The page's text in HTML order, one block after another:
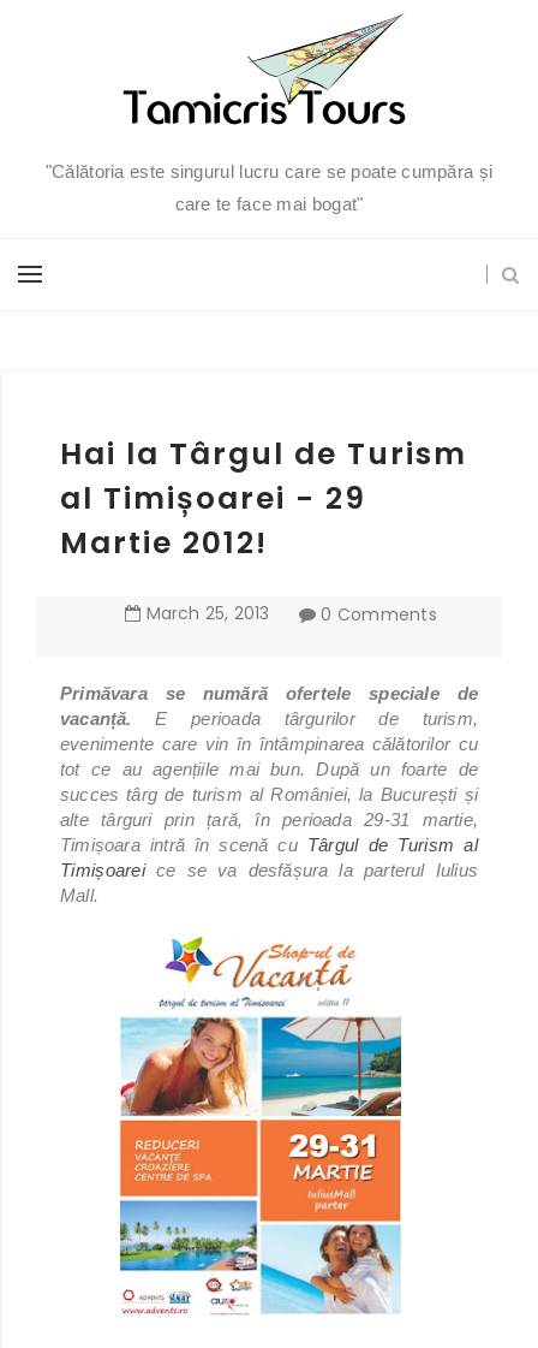
"Călătoria este singurul lucru care se poate cumpăra și
care te face mai bogat"
Hai la Târgul de Turism
al Timișoarei - 29
Martie 2012!
March 25, 2013 0 Comments
Primăvara se numără ofertele speciale de
vacanță. E perioada târgurilor de turism,
evenimente care vin în întâmpinarea călătorilor cu
tot ce au agențiile mai bun. După un foarte de
succes târg de turism al României, la București și
alte târguri prin țară, în perioada 29-31 martie,
Timișoara intră în scenă cu Târgul de Turism al
Timișoareice se va desfășura la parterul Iulius
Mall.